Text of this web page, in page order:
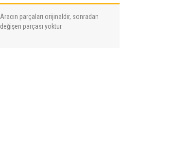
Aracın parçaları orijinaldir, sonradan
değişen parçası yoktur.